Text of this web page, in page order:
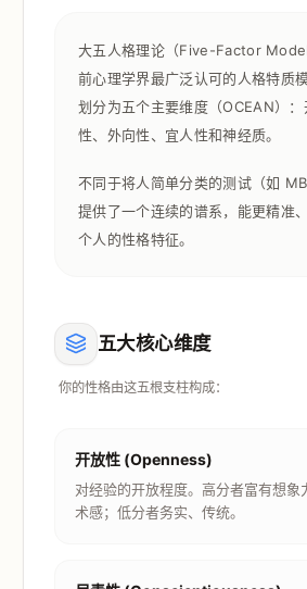
大五人格理论（Five-Factor
前心理学界最广泛认可的人格特质
划分为五个主要维度（OCEAN）
性、外向性、宜人性和神经质。
不同于将人简单分类的测试（如
提供了一个连续的谱系，能更精准
个人的性格特征。
五大核心维度
你的性格由这五根支柱构成：
开放性 (Openness)
对经验的开放程度。高分者富有想象
术感；低分者务实、传统。